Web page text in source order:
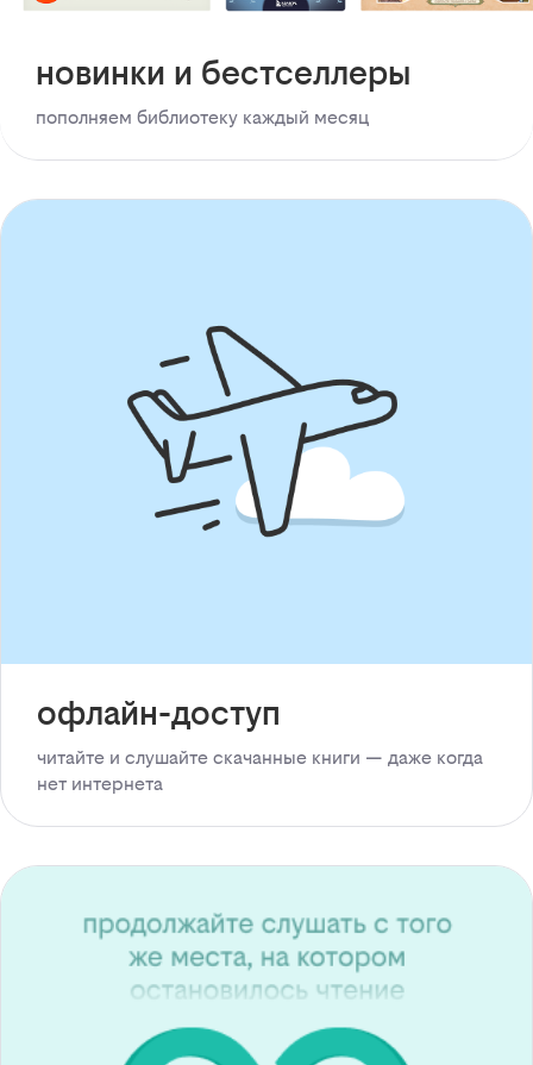
новинки и бестселлеры
пополняем библиотеку каждый месяц
офлайн-доступ
читайте и слушайте скачанные книги — даже когда
нет интернета